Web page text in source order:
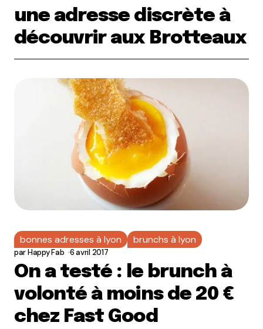
une adresse discrète à
découvrir aux Brotteaux
bonnes adresses à lyon brunchs à lyon
parHappy Fab 6 avril 2017
On a testé : le brunch à
volonté à moins de 20 €
chez Fast Good